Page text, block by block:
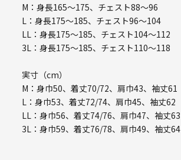
M：身長165～175、チェスト88～96
L：身長175～185、チェスト96～104
LL：身長175～185、チェスト104～112
3L：身長175～185、チェスト110～118
実寸（cm）
M：身巾50、着丈70/72、肩巾43、袖丈61
L：身巾53、着丈72/74、肩巾45、袖丈62
LL：身巾56、着丈74/76、肩巾47、袖丈63
3L：身巾59、着丈76/78、肩巾49、袖丈64